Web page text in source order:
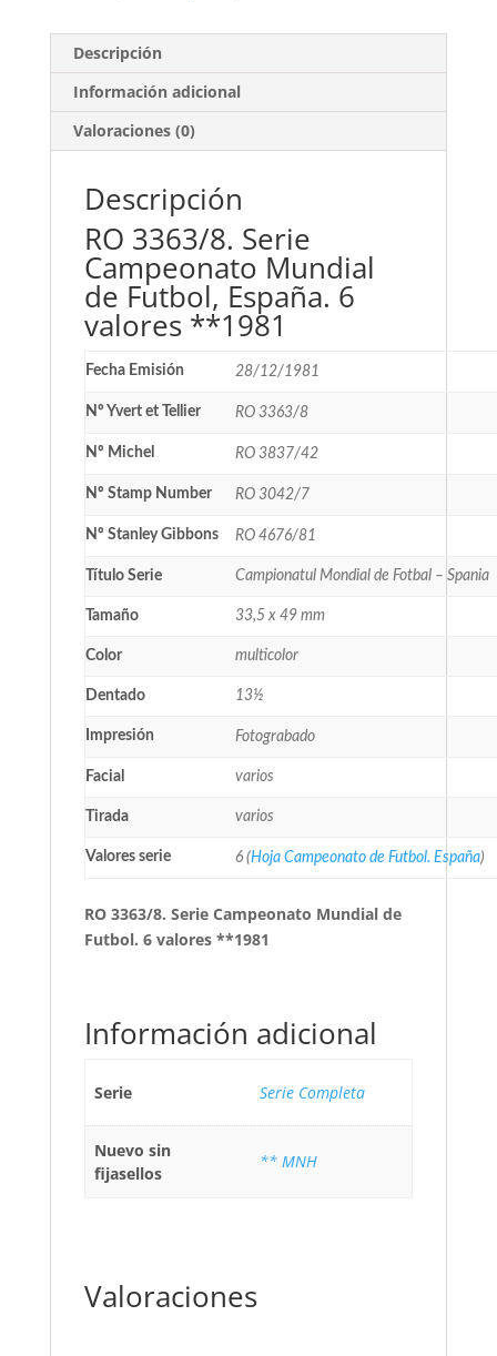
Descripción
Información adicional
Valoraciones (0)
Descripción
RO 3363/8. Serie
Campeonato Mundial
de Futbol, España. 6
valores **1981
Fecha Emisión 28/12/1981
Nº Yvert et Tellier RO 3363/8
Nº Michel RO 3837/42
Nº Stamp Number RO 3042/7
Nº Stanley Gibbons RO 4676/81
Título Serie Campionatul Mondial de Fotbal – Spania
Tamaño 33,5 x 49 mm
Color multicolor
Dentado 13½
Impresión Fotograbado
Facial varios
Tirada varios
Valores serie 6 (Hoja Campeonato de Futbol. España)
RO 3363/8. Serie Campeonato Mundial de
Futbol. 6 valores **1981
Información adicional
Serie Serie Completa
Nuevo sin
fijasellos
** MNH
Valoraciones